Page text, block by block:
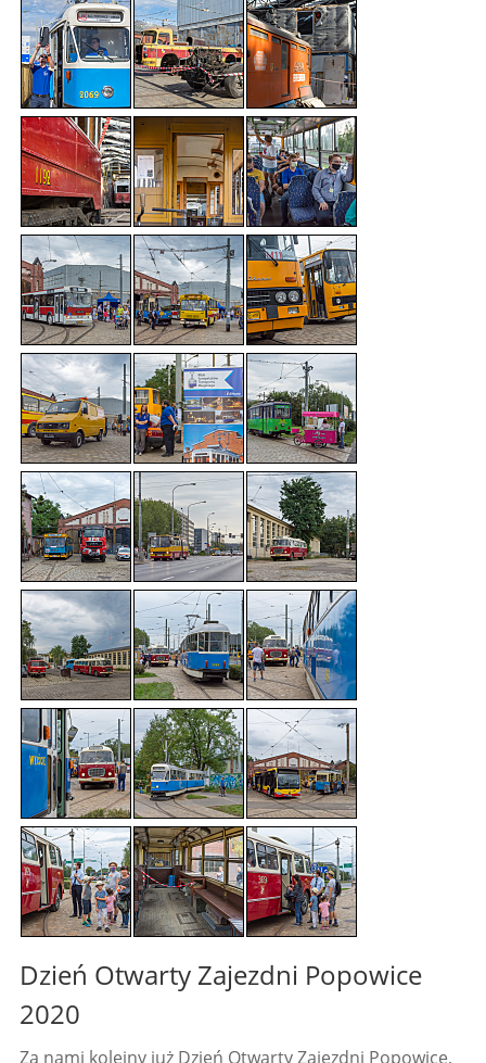
Dzień Otwarty Zajezdni Popowice
2020
Za nami kolejny już Dzień Otwarty Zajezdni Popowice,